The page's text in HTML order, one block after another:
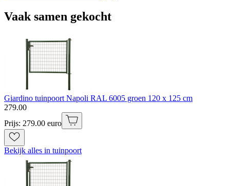
Vaak samen gekocht
Giardino tuinpoort Napoli RAL 6005 groen 120 x 125 cm
279.00
Prijs: 279.00 euro
Bekijk alles in tuinpoort